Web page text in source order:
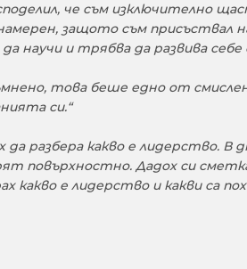
че съм изключително
защото съм присъствал
да научи и трябва да развива себе
това беше едно от
си.“
да разбера какво е лидерство.
повърхностно. Дадох си
какво е лидерство и какви са